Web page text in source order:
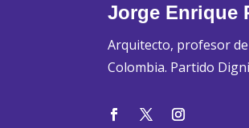
Jorge Enrique
Arquitecto, profesor
Colombia. Partido